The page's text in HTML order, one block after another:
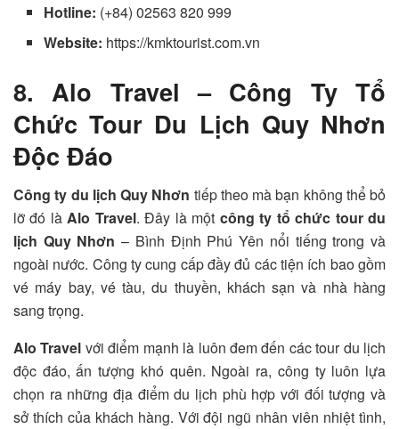
Hotline: (+84) 02563 820 999
Website: https://kmktourist.com.vn
8. Alo Travel – Công Ty Tổ
Chức Tour Du Lịch Quy Nhơn
Độc Đáo
Công ty du lịch Quy Nhơn tiếp theo mà bạn không thể bỏ
lỡ đó làAlo Travel. Đây là một công ty tổ chức tour du
lịch Quy Nhơn – Bình Định Phú Yên nổi tiếng trong và
ngoài nước. Công ty cung cấp đầy đủ các tiện ích bao gồm
vé máy bay, vé tàu, du thuyền, khách sạn và nhà hàng
sang trọng.
Alo Travel với điểm mạnh là luôn đem đến các tour du lịch
độc đáo, ấn tượng khó quên. Ngoài ra, công ty luôn lựa
chọn ra những địa điểm du lịch phù hợp với đối tượng và
sở thích của khách hàng. Với đội ngũ nhân viên nhiệt tình,